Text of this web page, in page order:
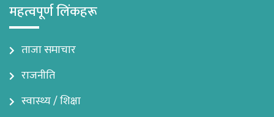
महत्वपूर्ण लिंकहरू
ताजा समाचार
राजनीति
स्वास्थ्य / शिक्षा